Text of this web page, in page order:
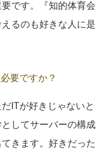
です。『知的体育会
るのも好きな人に是
要ですか？
ITが好きじゃないと
してサーバーの構成
きます。好きだった